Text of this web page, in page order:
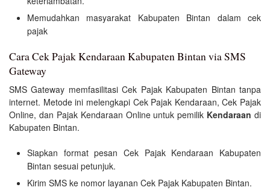
Memudahkan masyarakat Kabupaten Bintan dalam cek
pajak
Cara Cek Pajak Kendaraan Kabupaten Bintan via SMS
Gateway
SMS Gateway memfasilitasi Cek Pajak Kabupaten Bintan tanpa
internet. Metode ini melengkapi Cek Pajak Kendaraan, Cek Pajak
Online, dan Pajak Kendaraan Online untuk pemilik Kendaraan di
Kabupaten Bintan.
Siapkan format pesan Cek Pajak Kendaraan Kabupaten
Bintan sesuai petunjuk.
Kirim SMS ke nomor layanan Cek Pajak Kabupaten Bintan.